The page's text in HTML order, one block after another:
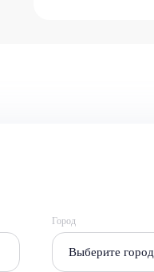
Город
Выберите город